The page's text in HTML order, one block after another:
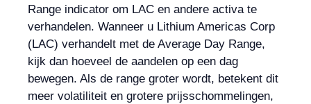
Range indicator om LAC en andere activa te
verhandelen. Wanneer u Lithium Americas Corp
(LAC) verhandelt met de Average Day Range,
kijk dan hoeveel de aandelen op een dag
bewegen. Als de range groter wordt, betekent dit
meer volatiliteit en grotere prijsschommelingen,